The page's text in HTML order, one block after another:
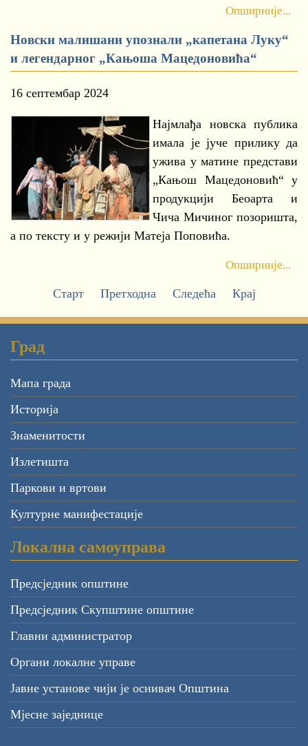
Опширније...
Новски малишани упознали „капетана Луку“
и легендарног „Кањоша Мацедоновића“
16 септембар 2024
Најмлађа новска публика
имала је јуче прилику да
ужива у матине представи
„Кањош Мацедоновић“ у
продукцији Беоарта и
Чича Мичиног позоришта,
а по тексту и у режији Матеја Поповића.
Опширније...
Старт Претходна Следећа Крај
Град
Мапа града
Историја
Знаменитости
Излетишта
Паркови и вртови
Културне манифестације
Локална самоуправа
Предсједник општине
Предсједник Скупштине општине
Главни администратор
Органи локалне управе
Јавне установе чији је оснивач Општина
Мјесне заједнице